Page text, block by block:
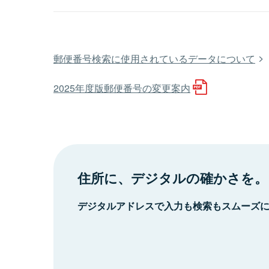
郵便番号検索に使用されているデータについて
2025年度版郵便番号の変更案内
住所に、デジタルの確かさを。
デジタルアドレスで入力も検索もスムーズ